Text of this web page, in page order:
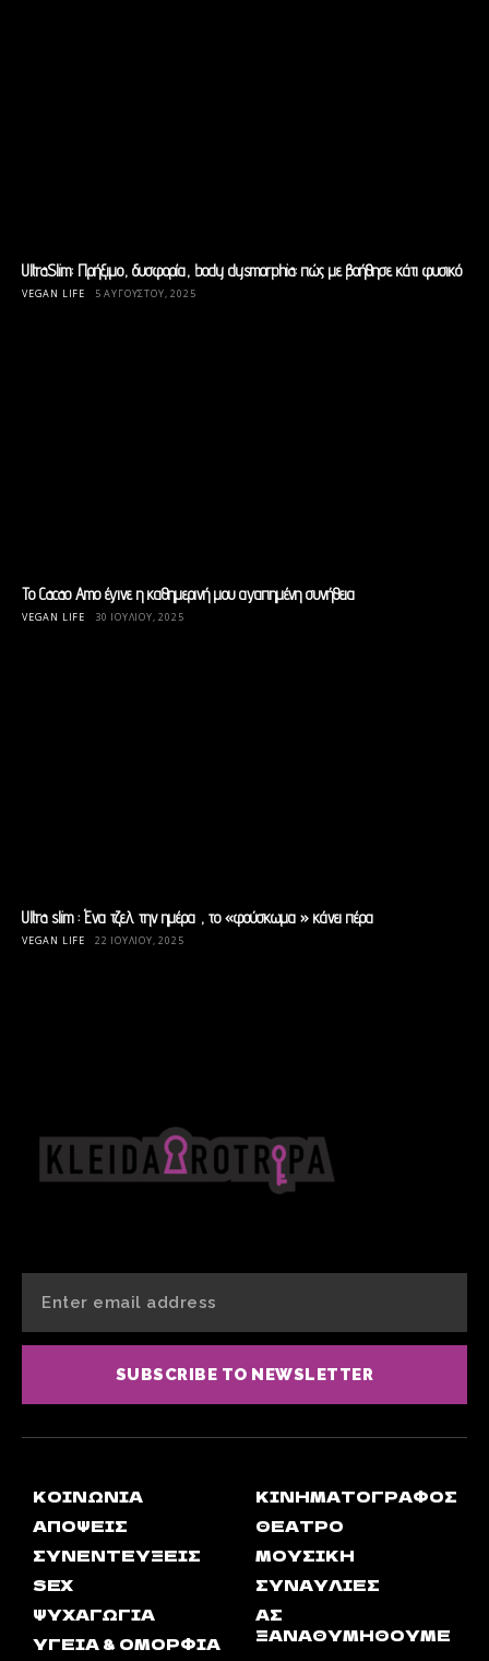
UltraSlim: Πρήξιμο, δυσφορία, body dysmorphia: πώς με βοήθησε κάτι φυσικό
VEGAN LIFE 5 ΑΥΓΟΎΣΤΟΥ, 2025
To Cacao Amo έγινε η καθημερινή μου αγαπημένη συνήθεια
VEGAN LIFE 30 ΙΟΥΛΊΟΥ, 2025
Ultra slim : Ένα τζελ την ημέρα , το «φούσκωμα » κάνει πέρα
VEGAN LIFE 22 ΙΟΥΛΊΟΥ, 2025
SUBSCRIBE TO NEWSLETTER
ΚΟΙΝΩΝΊΑ
ΑΠΟΨΕΙΣ
ΣΥΝΕΝΤΕΎΞΕΙΣ
SEX
ΨΥΧΑΓΩΓΊΑ
ΥΓΕΊΑ & ΟΜΟΡΦΙΆ
ΚΙΝΗΜΑΤΟΓΡΆΦΟΣ
ΘΈΑΤΡΟ
ΜΟΥΣΙΚΉ
ΣΥΝΑΥΛΊΕΣ
ΑΣ
ΞΑΝΑΘΥΜΗΘΟΎΜΕ